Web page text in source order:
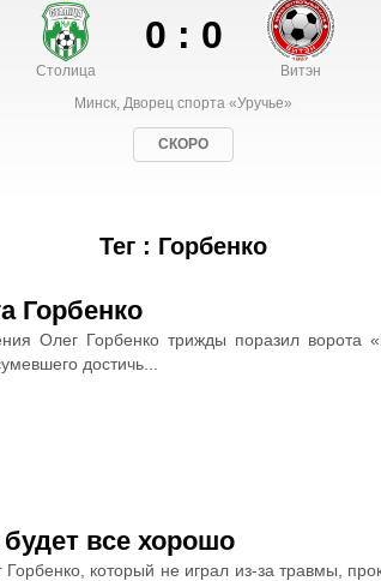
Столица
0 : 0
Витэн
Минск, Дворец спорта «Уручье»
СКОРО
Тег : Горбенко
Горбенко
Олег Горбенко трижды поразил ворота
достичь...
все хорошо
который не играл из-за травмы,